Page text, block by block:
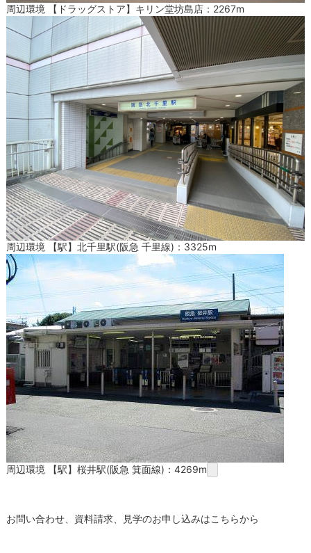
周辺環境 【ドラッグストア】キリン堂坊島店：2267m
周辺環境 【駅】北千里駅(阪急 千里線)：3325m
周辺環境 【駅】桜井駅(阪急 箕面線)：4269m
お問い合わせ、資料請求、見学のお申し込みはこちらから